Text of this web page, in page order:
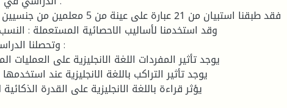
فقد طبقنا استبيان من 21 عبارة على عينة من 5
وقد استخدمنا لأساليب الاحصائية المستعملة :
وتحصلنا